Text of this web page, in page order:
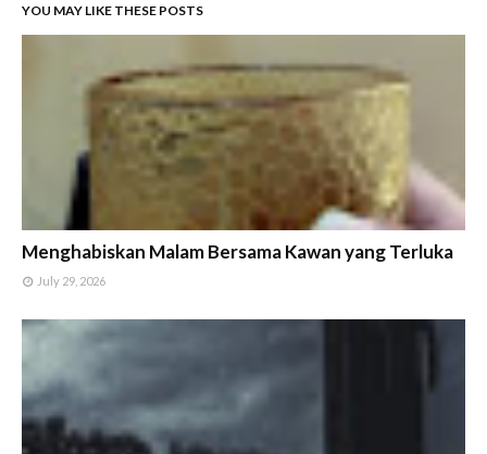
YOU MAY LIKE THESE POSTS
Menghabiskan Malam Bersama Kawan yang Terluka
July 29, 2026